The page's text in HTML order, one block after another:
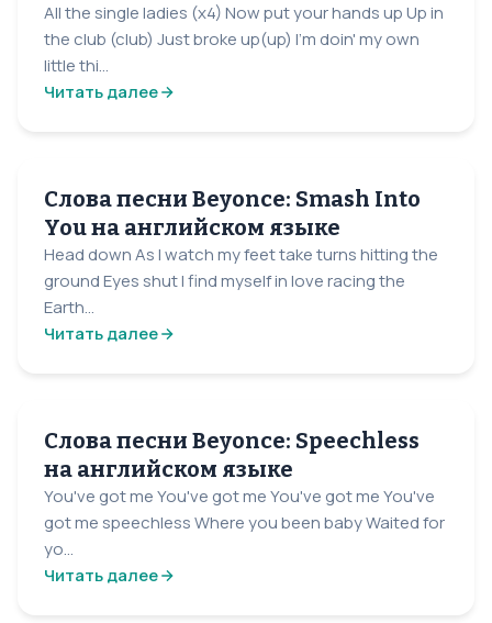
All the single ladies (x4) Now put your hands up Up in
the club (club) Just broke up(up) I'm doin' my own
little thi...
Читать далее
Слова песни Beyonce: Smash Into
You на английском языке
Head down As I watch my feet take turns hitting the
ground Eyes shut I find myself in love racing the
Earth...
Читать далее
Слова песни Beyonce: Speechless
на английском языке
You've got me You've got me You've got me You've
got me speechless Where you been baby Waited for
yo...
Читать далее